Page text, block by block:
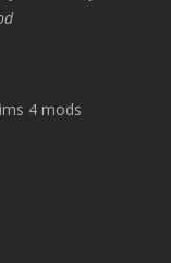
4 mods